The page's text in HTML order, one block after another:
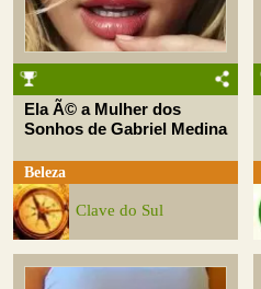
Ela Ã© a Mulher dos
Sonhos de Gabriel Medina
Beleza
Clave do Sul